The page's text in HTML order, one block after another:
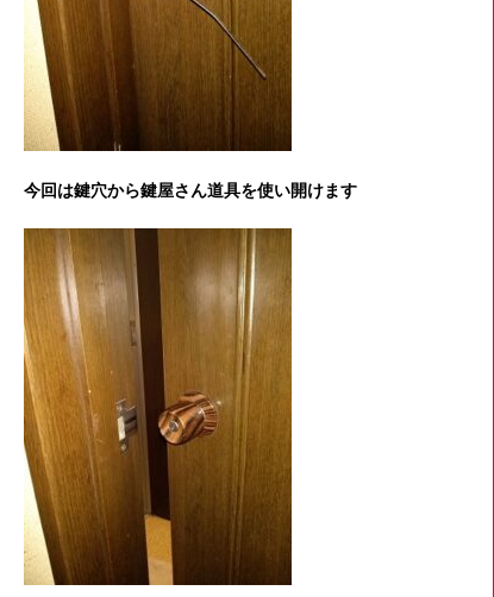
今回は鍵穴から鍵屋さん道具を使い開けます